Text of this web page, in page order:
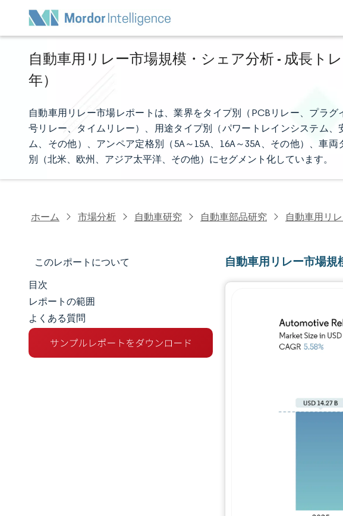
自動車用リレー市場規模・シェア分析 - 成長ト
年）
自動車用リレー市場レポートは、業界をタイプ別（PCBリレー、プラ
号リレー、タイムリレー）、用途タイプ別（パワートレインシステム
ム、その他）、アンペア定格別（5A～15A、16A～35A、その他）、車
別（北米、欧州、アジア太平洋、その他）にセグメント化しています。
ホーム 市場分析 自動車研究 自動車部品研究 自動車用リ
このレポートについて
マーケットスナップショット
市場概要
主な市場動向
目次
レポートの範囲
よくある質問
自動車用リレー市場規